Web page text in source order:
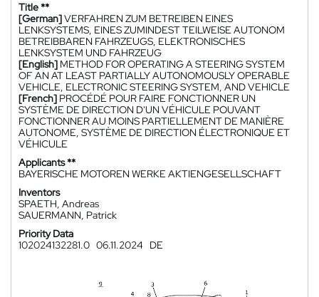
Title **
[German]VERFAHREN ZUM BETREIBEN EINES
LENKSYSTEMS, EINES ZUMINDEST TEILWEISE AUTONOM
BETREIBBAREN FAHRZEUGS, ELEKTRONISCHES
LENKSYSTEM UND FAHRZEUG
[English] METHOD FOR OPERATING A STEERING SYSTEM
OF AN AT LEAST PARTIALLY AUTONOMOUSLY OPERABLE
VEHICLE, ELECTRONIC STEERING SYSTEM, AND VEHICLE
[French] PROCÉDÉ POUR FAIRE FONCTIONNER UN
SYSTÈME DE DIRECTION D'UN VÉHICULE POUVANT
FONCTIONNER AU MOINS PARTIELLEMENT DE MANIÈRE
AUTONOME, SYSTÈME DE DIRECTION ÉLECTRONIQUE ET
VÉHICULE
Applicants **
BAYERISCHE MOTOREN WERKE AKTIENGESELLSCHAFT
Inventors
SPAETH, Andreas
SAUERMANN, Patrick
Priority Data
102024132281.0 06.11.2024 DE